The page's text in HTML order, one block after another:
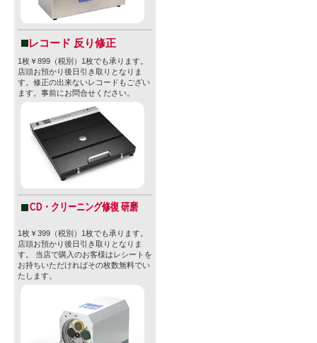
レコード 反り修正
1枚￥899（税別）1枚でも承ります。
店頭お預かり後日引き取りとなりま
す。修正の出来ないレコードもござい
ます。事前にお問合せください。
CD・クリーニング修復 研磨
1枚￥399（税別）1枚でも承ります。
店頭お預かり後日引き取りとなりま
す。 当店で購入のお客様はレシートを
お持ちいただければその枚数無料でい
たします。